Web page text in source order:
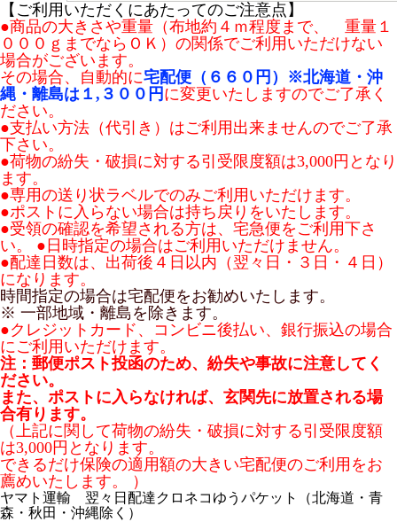
【ご利用いただくにあたってのご注意点】
●商品の大きさや重量（布地約４ｍ程度まで、 重量１
０００ｇまでならＯＫ）の関係でご利用いただけない
場合がございます。
その場合、自動的に宅配便（６６０円）※北海道・沖
縄・離島は１,３００円 に変更いたしますのでご了承く
ださい。
●支払い方法（代引き）はご利用出来ませんのでご了承
下さい。
●荷物の紛失・破損に対する引受限度額は3,000円となり
ます。
●専用の送り状ラベルでのみご利用いただけます。
●ポストに入らない場合は持ち戻りをいたします。
●受領の確認を希望される方は、宅急便をご利用下さ
い。 ●日時指定の場合はご利用いただけません。
●配達日数は、出荷後４日以内（翌々日・３日・４日）
になります。
時間指定の場合は宅配便をお勧めいたします。
※ 一部地域・離島を除きます。
●クレジットカード、コンビニ後払い、銀行振込の場合
にご利用いただけます。
注：郵便ポスト投函のため、紛失や事故に注意してく
ださい。
また、ポストに入らなければ、玄関先に放置される場
合有ります。
（上記に関して荷物の紛失・破損に対する引受限度額
は3,000円となります。
できるだけ保険の適用額の大きい宅配便のご利用をお
薦めいたします。 ）
ヤマト運輸 翌々日配達クロネコゆうパケット（北海道・青
森・秋田・沖縄除く）